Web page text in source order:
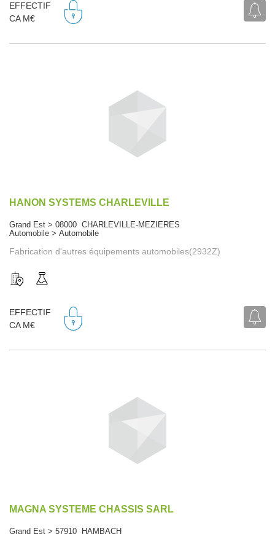
EFFECTIF
CA M€
HANON SYSTEMS CHARLEVILLE
Grand Est > 08000 CHARLEVILLE-MEZIERES
Automobile > Automobile
Fabrication d'autres équipements automobiles(2932Z)
EFFECTIF
CA M€
MAGNA SYSTEME CHASSIS SARL
Grand Est > 57910 HAMBACH